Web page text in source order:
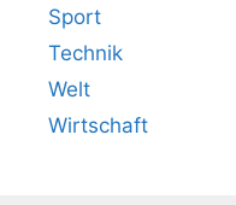
Sport
Technik
Welt
Wirtschaft